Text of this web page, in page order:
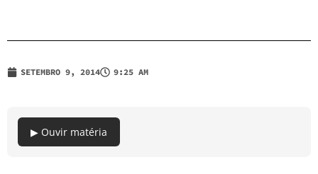
SETEMBRO 9, 2014 9:25 AM
▶ Ouvir matéria